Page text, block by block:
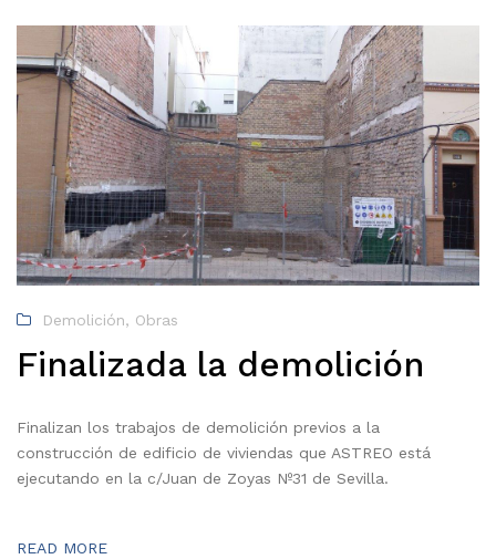
Demolición, Obras
Finalizada la demolición
Finalizan los trabajos de demolición previos a la
construcción de edificio de viviendas que ASTREO está
ejecutando en la c/Juan de Zoyas Nº31 de Sevilla.
READ MORE